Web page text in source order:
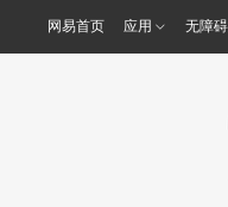
网易首页 应用 无障